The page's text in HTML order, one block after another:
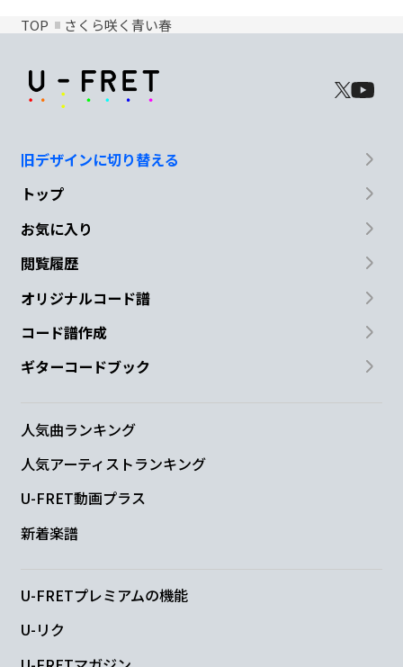
TOP さくら咲く青い春
旧デザインに切り替える
トップ
お気に入り
閲覧履歴
オリジナルコード譜
コード譜作成
ギターコードブック
人気曲ランキング
人気アーティストランキング
U-FRET動画プラス
新着楽譜
U-FRETプレミアムの機能
U-リク